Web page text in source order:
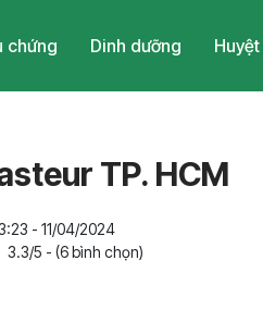
chứng Dinh dưỡng
TP. HCM
- 11/04/2024
3.3/5 - (6 bình chọn)